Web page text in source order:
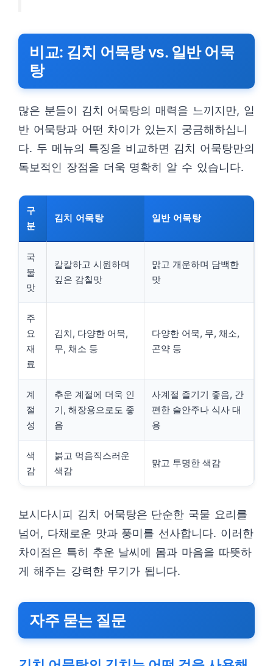
비교: 김치 어묵탕 vs. 일반 어묵
탕
많은 분들이 김치 어묵탕의 매력을 느끼지만, 일
반 어묵탕과 어떤 차이가 있는지 궁금해하십니
다. 두 메뉴의 특징을 비교하면 김치 어묵탕만의
독보적인 장점을 더욱 명확히 알 수 있습니다.
구
분
김치 어묵탕 일반 어묵탕
국
물
맛
칼칼하고 시원하며
깊은 감칠맛
맑고 개운하며 담백한
맛
주
요
재
료
김치, 다양한 어묵,
무, 채소 등
다양한 어묵, 무, 채소,
곤약 등
계
절
성
추운 계절에 더욱 인
기, 해장용으로도 좋
음
사계절 즐기기 좋음, 간
편한 술안주나 식사 대
용
색
감
붉고 먹음직스러운
색감
맑고 투명한 색감
보시다시피 김치 어묵탕은 단순한 국물 요리를
넘어, 다채로운 맛과 풍미를 선사합니다. 이러한
차이점은 특히 추운 날씨에 몸과 마음을 따뜻하
게 해주는 강력한 무기가 됩니다.
자주 묻는 질문